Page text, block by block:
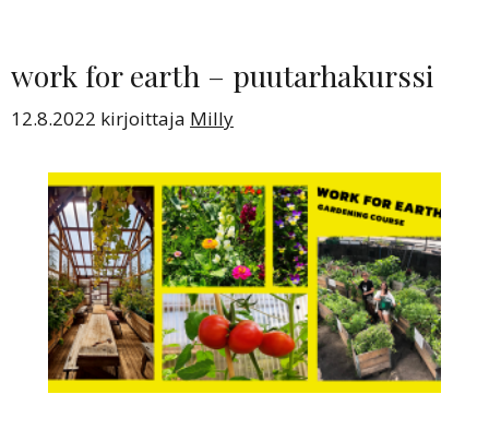
work for earth – puutarhakurssi
12.8.2022 kirjoittaja Milly